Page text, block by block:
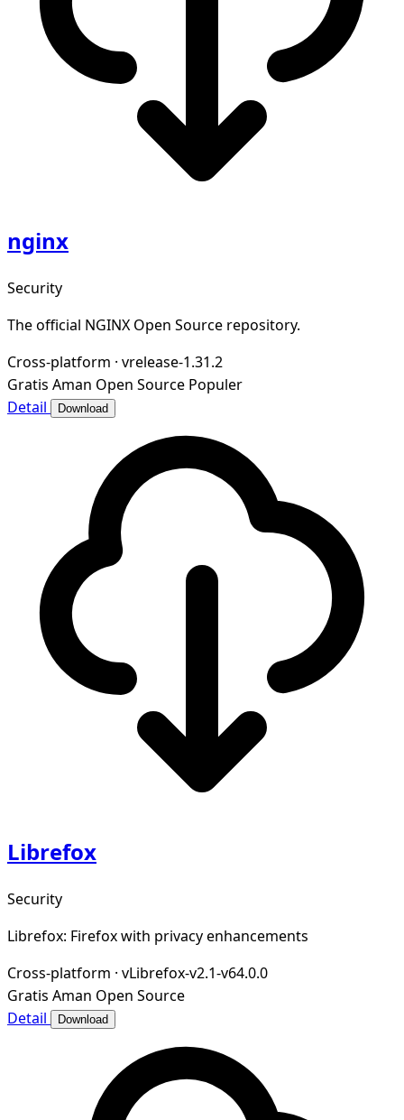
nginx
Security
The official NGINX Open Source repository.
Cross-platform · vrelease-1.31.2
Gratis Aman Open Source Populer
Detail
Download
Librefox
Security
Librefox: Firefox with privacy enhancements
Cross-platform · vLibrefox-v2.1-v64.0.0
Gratis Aman Open Source
Detail
Download